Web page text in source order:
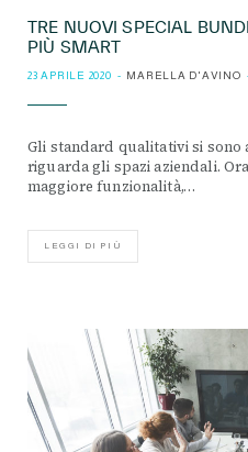
TRE NUOVI SPECIAL
PIÙ SMART
23 APRILE 2020 MARELLA D'AVINO
Gli standard qualitativi si
riguarda gli spazi aziendali.
maggiore funzionalità,…
LEGGI DI PIÙ